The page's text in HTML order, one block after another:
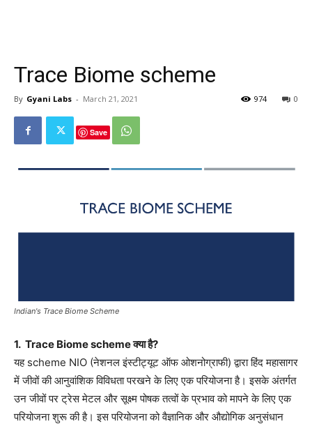
Trace Biome scheme
By Gyani Labs - March 21, 2021 0
974
Save
Indian's Trace Biome Scheme
1. Trace Biome scheme क्या है?
यह scheme NIO (नेशनल इंस्टीट्यूट ऑफ ओशनोग्राफी) द्वारा हिंद महासागर
में जीवों की आनुवांशिक विविधता परखने के लिए एक परियोजना है। इसके अंतर्गत
उन जीवों पर ट्रेस मेटल और सूक्ष्म पोषक तत्वों के प्रभाव को मापने के लिए एक
परियोजना शुरू की है। इस परियोजना को वैज्ञानिक और औद्योगिक अनुसंधान